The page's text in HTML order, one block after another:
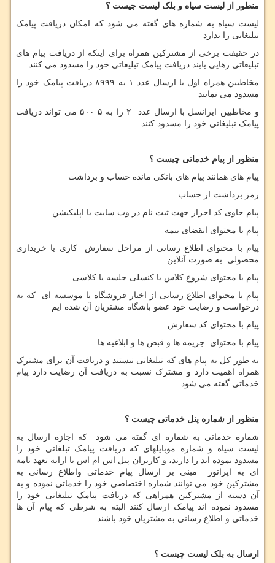
منطور از لیست سیاه و بلک لیست چیست ؟
لیست سیاه به شماره های گفته می شود که امکان دریافت پیامک
تبلیغاتی را ندارد
در حقیقت برخی از مشترکین همراه برای اینکه از دریافت پیام های
تبلیغاتی رهایی یابند دریافت پیامک تبلیغاتی خود را مسدود می کنند
مخاطبین همراه اول با ارسال عدد ۱ به ۸۹۹۹ دریافت پیامک خود را
مسدود می نمایند
و مخاطبین ایرانسل با ارسال عدد ۲ را به ۵ ۵۰۰ می تواند دریافت
پیامک تبلیغاتی خود را مسدود کنند.
منظور از پیام خدماتی چیست ؟
پیام های همانند پیام های بانکی مانده حساب و برداشت
رمز برداشت از حساب
پیام حاوی کد احراز جهت ثبت نام در وب سایت یا اپلیکیشن
پیام با محتوای انقضای بیمه
پیام با محتوای اطلاع رسانی از مراحل سفارش کاری یا خریداری
محصولی به صورت آنلاین
پیام با محتوای شروع کلاس یا کنسلی جلسه یا کلاسی
پیام با محتوای اطلاع رسانی از اخبار فروشگاه یا موسسه ای که به
درخواست و رضایت خود عضو باشگاه مشتریان آن شده ایم
پیام با محتوای کد سفارش
پیام با محتوای جریمه ها و قبض ها و ابلاغیه ها
به طور کل به پیام های که تبلیغاتی نیستند و دریافت آن برای مشترک
همراه اهمیت دارد و مشترک نسبت به دریافت آن رضایت دارد پیام
خدماتی گفته می شود.
منظور از شماره پنل خدماتی چیست ؟
شماره خدماتی به شماره ای گفته می شود که اجازه ارسال به
لیست سیاه و شماره موبایلهای که دریافت پیامک تبلغاتی خود را
مسدود نموده اند را دارند، و کاربران پنل اس ام اس با ارایه تعهد نامه
ای به اپراتور مبنی بر ارسال پیام خدماتی واطلاع رسانی به
مشترکین خود می توانند شماره اختصاصی خود را خدماتی نموده و به
آن دسته از مشترکین همراهی که دریافت پیامک تبلیغاتی خود را
مسدود نموده اند پیامک ارسال کنند البته به شرطی که پیام آن ها
خدماتی و اطلاع رسانی به مشتریان خود باشند.
ارسال به بلک لیست چیست ؟